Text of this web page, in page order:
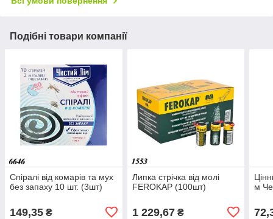
Подібні товари компанії
Спіралі від комарів та мух
без запаху 10 шт. (3шт)
149,35 ₴
Липка стрічка від молі
FEROKAP (100шт)
1 229,67₴
м